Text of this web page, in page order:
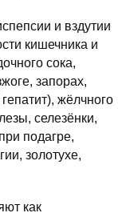
и вздутии
кишечника и
сока,
запорах,
жёлчного
селезёнки,
подагре,
золотухе,
как